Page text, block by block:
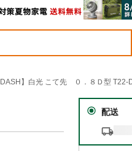
DASH】白光 こて先 ０．８Ｄ型 T22-
配送